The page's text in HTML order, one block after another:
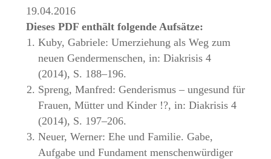
19.04.2016
Dieses PDF enthält folgende Aufsätze:
Kuby, Gabriele: Umerziehung als Weg zum
neuen Gendermenschen, in: Diakrisis 4
(2014), S. 188–196.
Spreng, Manfred: Genderismus – ungesund für
Frauen, Mütter und Kinder !?, in: Diakrisis 4
(2014), S. 197–206.
Neuer, Werner: Ehe und Familie. Gabe,
Aufgabe und Fundament menschenwürdiger